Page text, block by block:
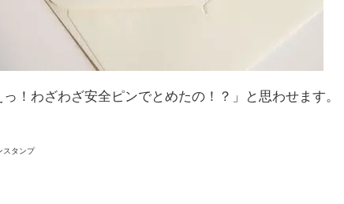
！わざわざ安全ピンでとめたの！？」と思わせます。